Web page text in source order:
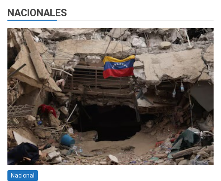
NACIONALES
Nacional